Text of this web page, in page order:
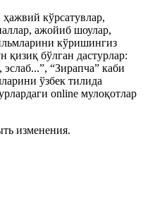
кўрсатувлар,
ажойиб шоулар,
кўришингиз
бўлган дастурлар:
“Зирапча” каби
ўзбек тилида
online мулоқотлар
изменения.